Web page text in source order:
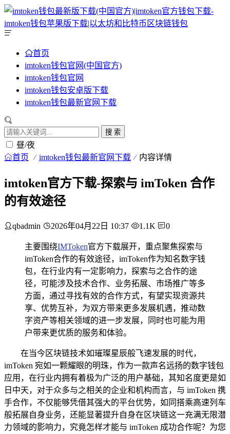
首页
imtoken钱包官网(中国官方)
imtoken钱包官网
imtoken钱包安卓版下载
imtoken钱包最新官网下载
搜 索
昼/夜
首页 imtoken钱包最新官网下载 内容详情
imtoken官方下载-探索与 imToken 合作
的有效途径
qbadmin 2026年04月22日 10:37 1.1K 0
主要围绕IMToken官方下载展开，重点聚焦探索与
imToken合作的有效途径，imToken作为知名数字钱
包，在行业内有一定影响力，探索与之合作的途
径，可能涉及技术合作、业务拓展、市场推广等多
方面，通过寻找有效的合作方式，有望实现资源共
享、优势互补，为双方带来更多发展机遇，推动数
字资产等相关领域的进一步发展，同时也可能为用
户带来更优质的服务和体验。
在当今区块链技术如璀璨星辰般飞速发展的时代，
imToken 宛如一颗耀眼的明珠，作为一款声名远扬的数字钱包
应用，在行业内拥有着极为广泛的用户基础，其知名度更是如
日中天，对于众多与之相关的企业和机构而言，与 imToken 携
手合作，不仅能够凭借其强大的平台优势，如同搭乘高速列车
般拓展自身业务，还能显著提升自身在区块链这一充满无限潜
力领域的影响力，究竟怎样才能与 imToken 成功合作呢？为您